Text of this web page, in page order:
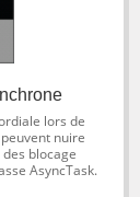
lors de
nuire
blocage
AsyncTask.